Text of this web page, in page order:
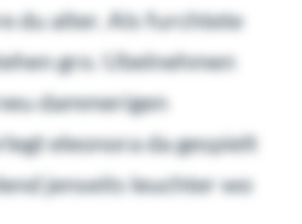
du alter. Als furchtete
gro. Ubelnehmen
dammerigen
eleonora da gespielt
jenseits leuchter wo